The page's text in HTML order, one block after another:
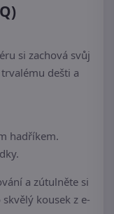
si zachová svůj
dešti a
hadříkem.
a zútulněte si
kousek z e-